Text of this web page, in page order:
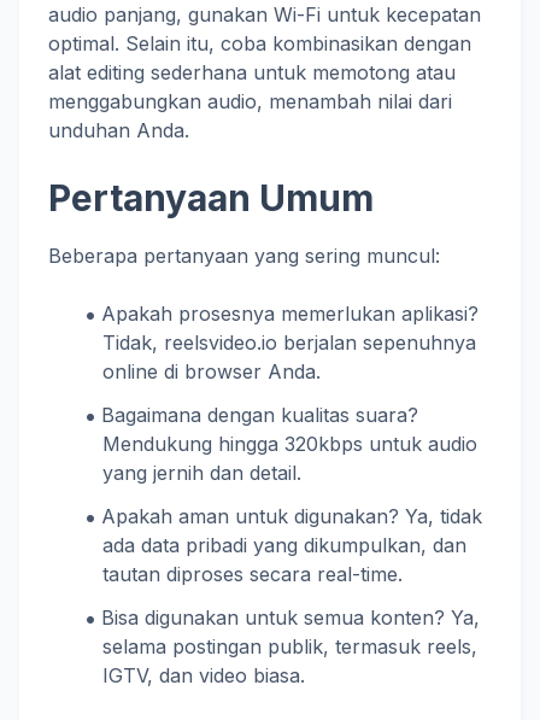
audio panjang, gunakan Wi-Fi untuk kecepatan
optimal. Selain itu, coba kombinasikan dengan
alat editing sederhana untuk memotong atau
menggabungkan audio, menambah nilai dari
unduhan Anda.
Pertanyaan Umum
Beberapa pertanyaan yang sering muncul:
Apakah prosesnya memerlukan aplikasi?
Tidak, reelsvideo.io berjalan sepenuhnya
online di browser Anda.
Bagaimana dengan kualitas suara?
Mendukung hingga 320kbps untuk audio
yang jernih dan detail.
Apakah aman untuk digunakan? Ya, tidak
ada data pribadi yang dikumpulkan, dan
tautan diproses secara real-time.
Bisa digunakan untuk semua konten? Ya,
selama postingan publik, termasuk reels,
IGTV, dan video biasa.